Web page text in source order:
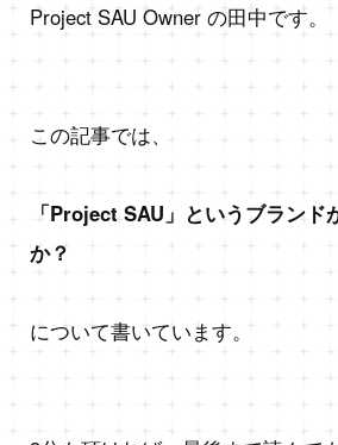
Project SAU Owner の田中です。
この記事では、
「Project SAU」というブランド
か？
について書いています。